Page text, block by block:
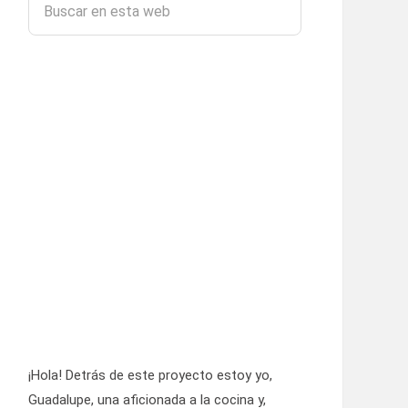
¡Hola! Detrás de este proyecto estoy yo,
Guadalupe, una aficionada a la cocina y,